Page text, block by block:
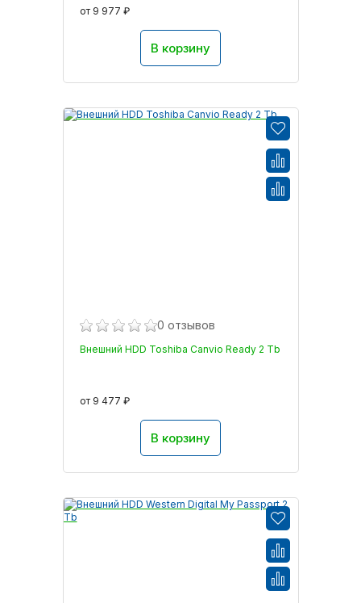
от 9 977 ₽
В корзину
0 отзывов
Внешний HDD Toshiba Canvio Ready 2 Tb
от 9 477 ₽
В корзину